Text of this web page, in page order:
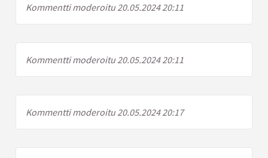
Kommentti moderoitu 20.05.2024 20:11
Kommentti moderoitu 20.05.2024 20:11
Kommentti moderoitu 20.05.2024 20:17